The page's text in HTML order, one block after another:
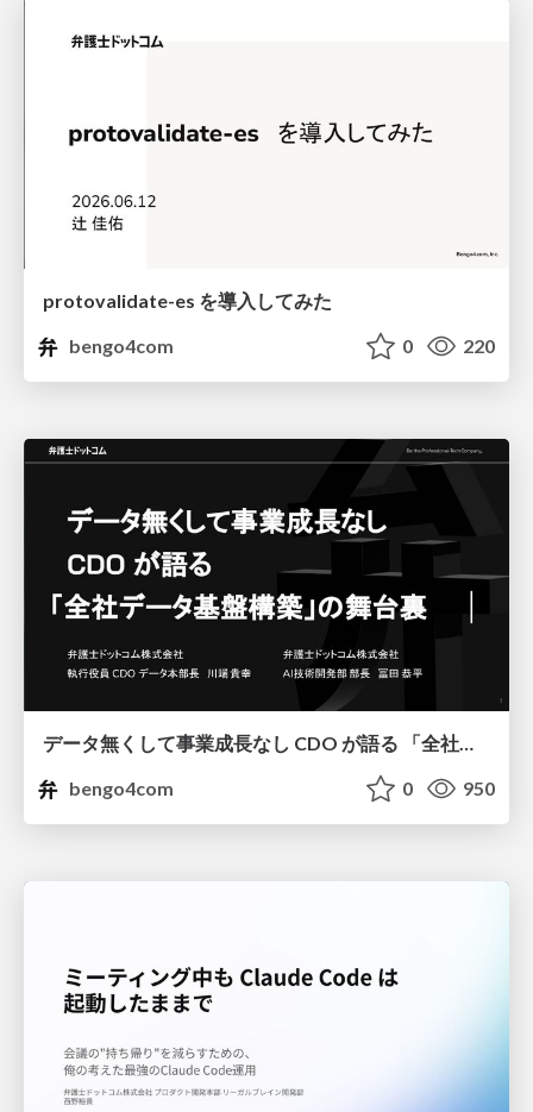
protovalidate-es を導入してみた
bengo4com
0 220
データ無くして事業成長なし CDO が語る 「全社データ基盤構築」の舞台裏
bengo4com
0 950